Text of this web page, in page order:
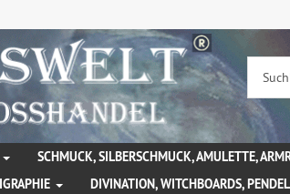
SCHMUCK, SILBERSCHMUCK, AMULETTE,
DIVINATION, WITCHBOARDS,